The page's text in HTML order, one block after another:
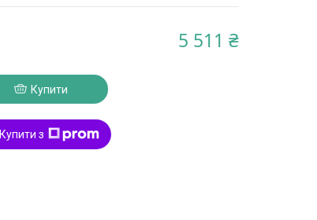
5 511 ₴
Купити
Купити з